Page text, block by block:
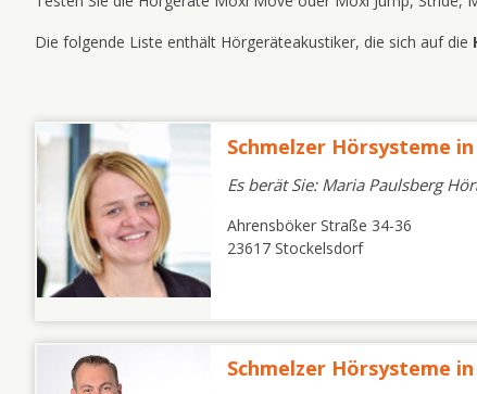
Die folgende Liste enthält Hörgeräteakustiker, die sich auf die
Schmelzer Hörsysteme
Es berät Sie: Maria Paulsberg
Ahrensböker Straße 34-36
23617 Stockelsdorf
Schmelzer Hörsysteme